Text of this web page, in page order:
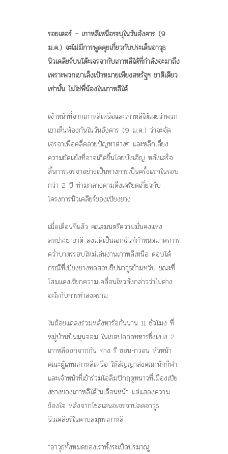
รอยเตอร์ – เกาหลีเหนือระบุในวันอังคาร (9
ม.ค.) จะไม่มีการพูดคุยเกี่ยวกับประเด็นอาวุธ
นิวเคลียร์บนโต๊ะเจรจากับเกาหลีใต้ที่กำลังจะมาถึง
เพราะพวกเขาเล็งเป้าหมายเพียงสหรัฐฯ ชาติเดียว
เท่านั้น ไม่ใช่พี่น้องในเกาหลีใต้
เจ้าหน้าที่จากเกาหลีเหนือและเกาหลีใต้เผยว่าพวก
เขาเห็นพ้องกันในวันอังคาร (9 ม.ค.) ว่าจะจัด
เจรจาเพื่อคลี่คลายปัญหาต่างๆ และหลีกเลี่ยง
ความขัดแย้งที่อาจเกิดขึ้นโดยบังเอิญ หลังเสร็จ
สิ้นการเจรจาอย่างเป็นทางการเป็นครั้งแรกในรอบ
กว่า 2 ปี ท่ามกลางคามตึงเครียดเกี่ยวกับ
โครงการนิวเคลียร์ของเปียงยาง
เมื่อเดือนที่แล้ว คณะมนตรีความมั่นคงแห่ง
สหประชาชาติ ลงมติเป็นเอกฉันท์กำหนดมาตรการ
คว่ำบาตรรอบใหม่เล่นงานเกาหลีเหนือ ตอบโต้
กรณีที่เปียงยางทดสอบขีปนาวุธข้ามทวีป ขณะที่
โสมแดงเรียกความเคลื่อนไหวดังกล่าวว่าไม่ต่าง
อะไรกับการทำสงคราม
ในถ้อยแถลงร่วมหลังหารือกันนาน 11 ชั่วโมง ที่
หมู่บ้านปันมุนจอม ในเขตปลอดทหารซึ่งแบ่ง 2
เกาหลีออกจากกัน ทาง รี ซอน-กวอน หัวหน้า
คณะผู้แทนเกาหลีเหนือ ให้สัญญาส่งคณะนักกีฬา
และเจ้าหน้าที่เข้าร่วมโอลิมปิกฤดูหนาวที่เมืองเปีย
งชางของเกาหลีใต้ในเดือนหน้า แต่แสดงความ
ข้องใจ หลังจากโซลเสนอเจรจาปลดอาวุธ
นิวเคลียร์ในคาบสมุทรเกาหลี
“อาวุธทั้งหมดของเราทั้งระเบิดปรมาณู